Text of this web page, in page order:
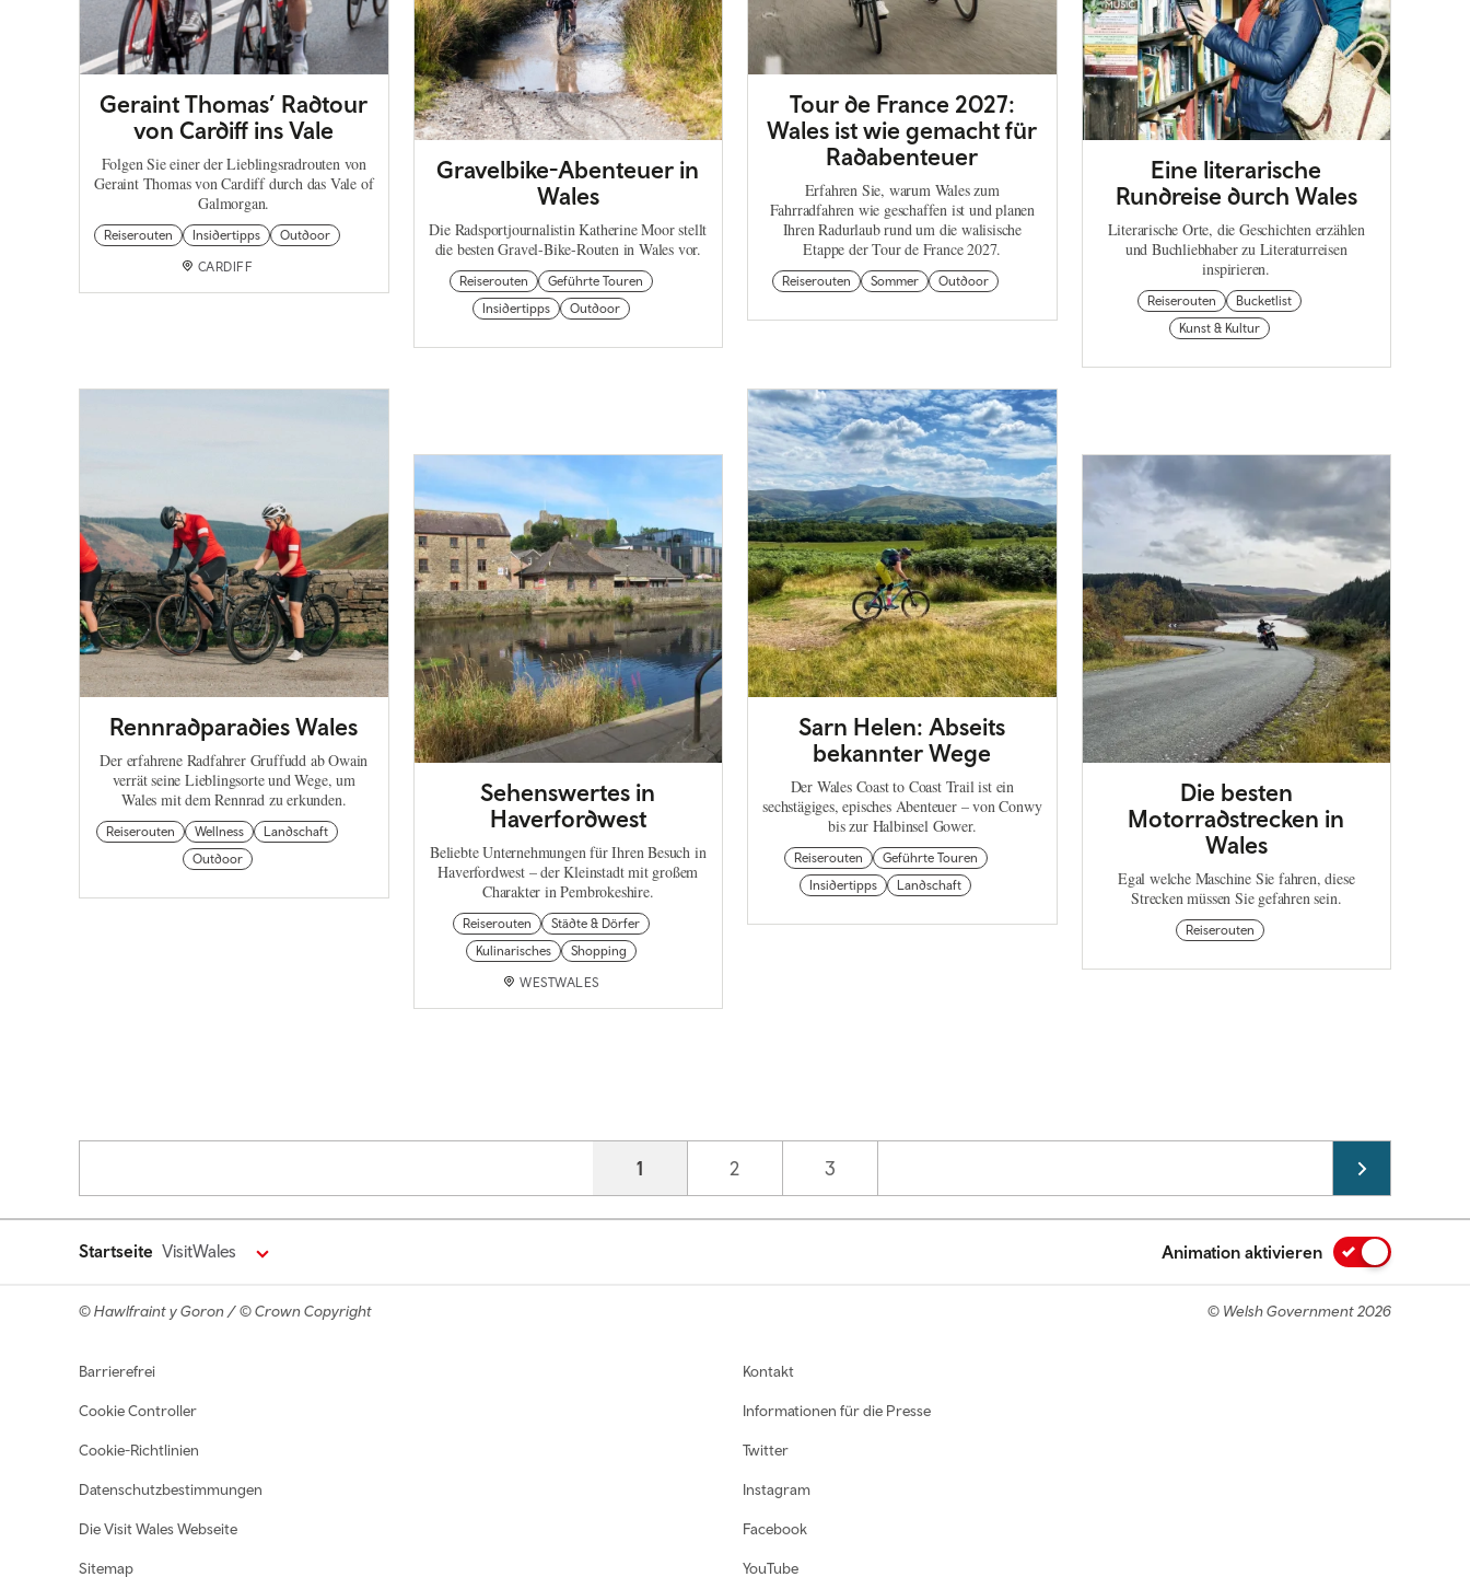
Geraint Thomas’ Radtour
von Cardiff ins Vale
Folgen Sie einer der Lieblingsradrouten von
Geraint Thomas von Cardiff durch das Vale of
Galmorgan.
Reiserouten Insidertipps Outdoor
CARDIFF
Gravelbike-Abenteuer in
Wales
Die Radsportjournalistin Katherine Moor stellt
die besten Gravel-Bike-Routen in Wales vor.
Reiserouten
Geführte Touren
Insidertipps
Outdoor
Tour de France 2027:
Wales ist wie gemacht für
Radabenteuer
Erfahren Sie, warum Wales zum
Fahrradfahren wie geschaffen ist und planen
Ihren Radurlaub rund um die walisische
Etappe der Tour de France 2027.
Reiserouten Sommer Outdoor
Eine literarische
Rundreise durch Wales
Literarische Orte, die Geschichten erzählen
und Buchliebhaber zu Literaturreisen
inspirieren.
Reiserouten
Bucketlist
Kunst & Kultur
Rennradparadies Wales
Der erfahrene Radfahrer Gruffudd ab Owain
verrät seine Lieblingsorte und Wege, um
Wales mit dem Rennrad zu erkunden.
Reiserouten Wellness
Landschaft
Outdoor
Sehenswertes in
Haverfordwest
Beliebte Unternehmungen für Ihren Besuch in
Haverfordwest – der Kleinstadt mit großem
Charakter in Pembrokeshire.
Reiserouten
Städte & Dörfer
Kulinarisches
Shopping
WESTWALES
Sarn Helen: Abseits
bekannter Wege
Der Wales Coast to Coast Trail ist ein
sechstägiges, episches Abenteuer – von Conwy
bis zur Halbinsel Gower.
Reiserouten
Geführte Touren
Insidertipps
Landschaft
Die besten
Motorradstrecken in
Wales
Egal welche Maschine Sie fahren, diese
Strecken müssen Sie gefahren sein.
Reiserouten
Current page
1 Page
2 Page
3
Startseite VisitWales Animation aktivieren
© Hawlfraint y Goron / © Crown Copyright © Welsh Government 2026
Footer navigation
Barrierefrei
Cookie Controller
Cookie-Richtlinien
Datenschutzbestimmungen
Die Visit Wales Webseite
Sitemap
Kontakt
Informationen für die Presse
Twitter
Instagram
Facebook
YouTube